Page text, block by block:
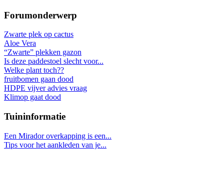
Forumonderwerp
Zwarte plek op cactus
Aloe Vera
“Zwarte” plekken gazon
Is deze paddestoel slecht voor...
Welke plant toch??
fruitbomen gaan dood
HDPE vijver advies vraag
Klimop gaat dood
Tuininformatie
Een Mirador overkapping is een...
Tips voor het aankleden van je...